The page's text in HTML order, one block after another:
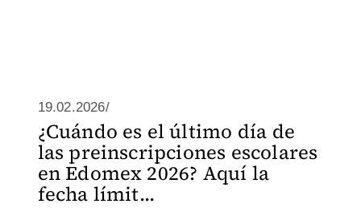
19.02.2026/
¿Cuándo es el último día de
las preinscripciones escolares
en Edomex 2026? Aquí la
fecha límit...